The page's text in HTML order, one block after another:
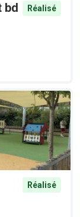
bd
Réalisé
Réalisé